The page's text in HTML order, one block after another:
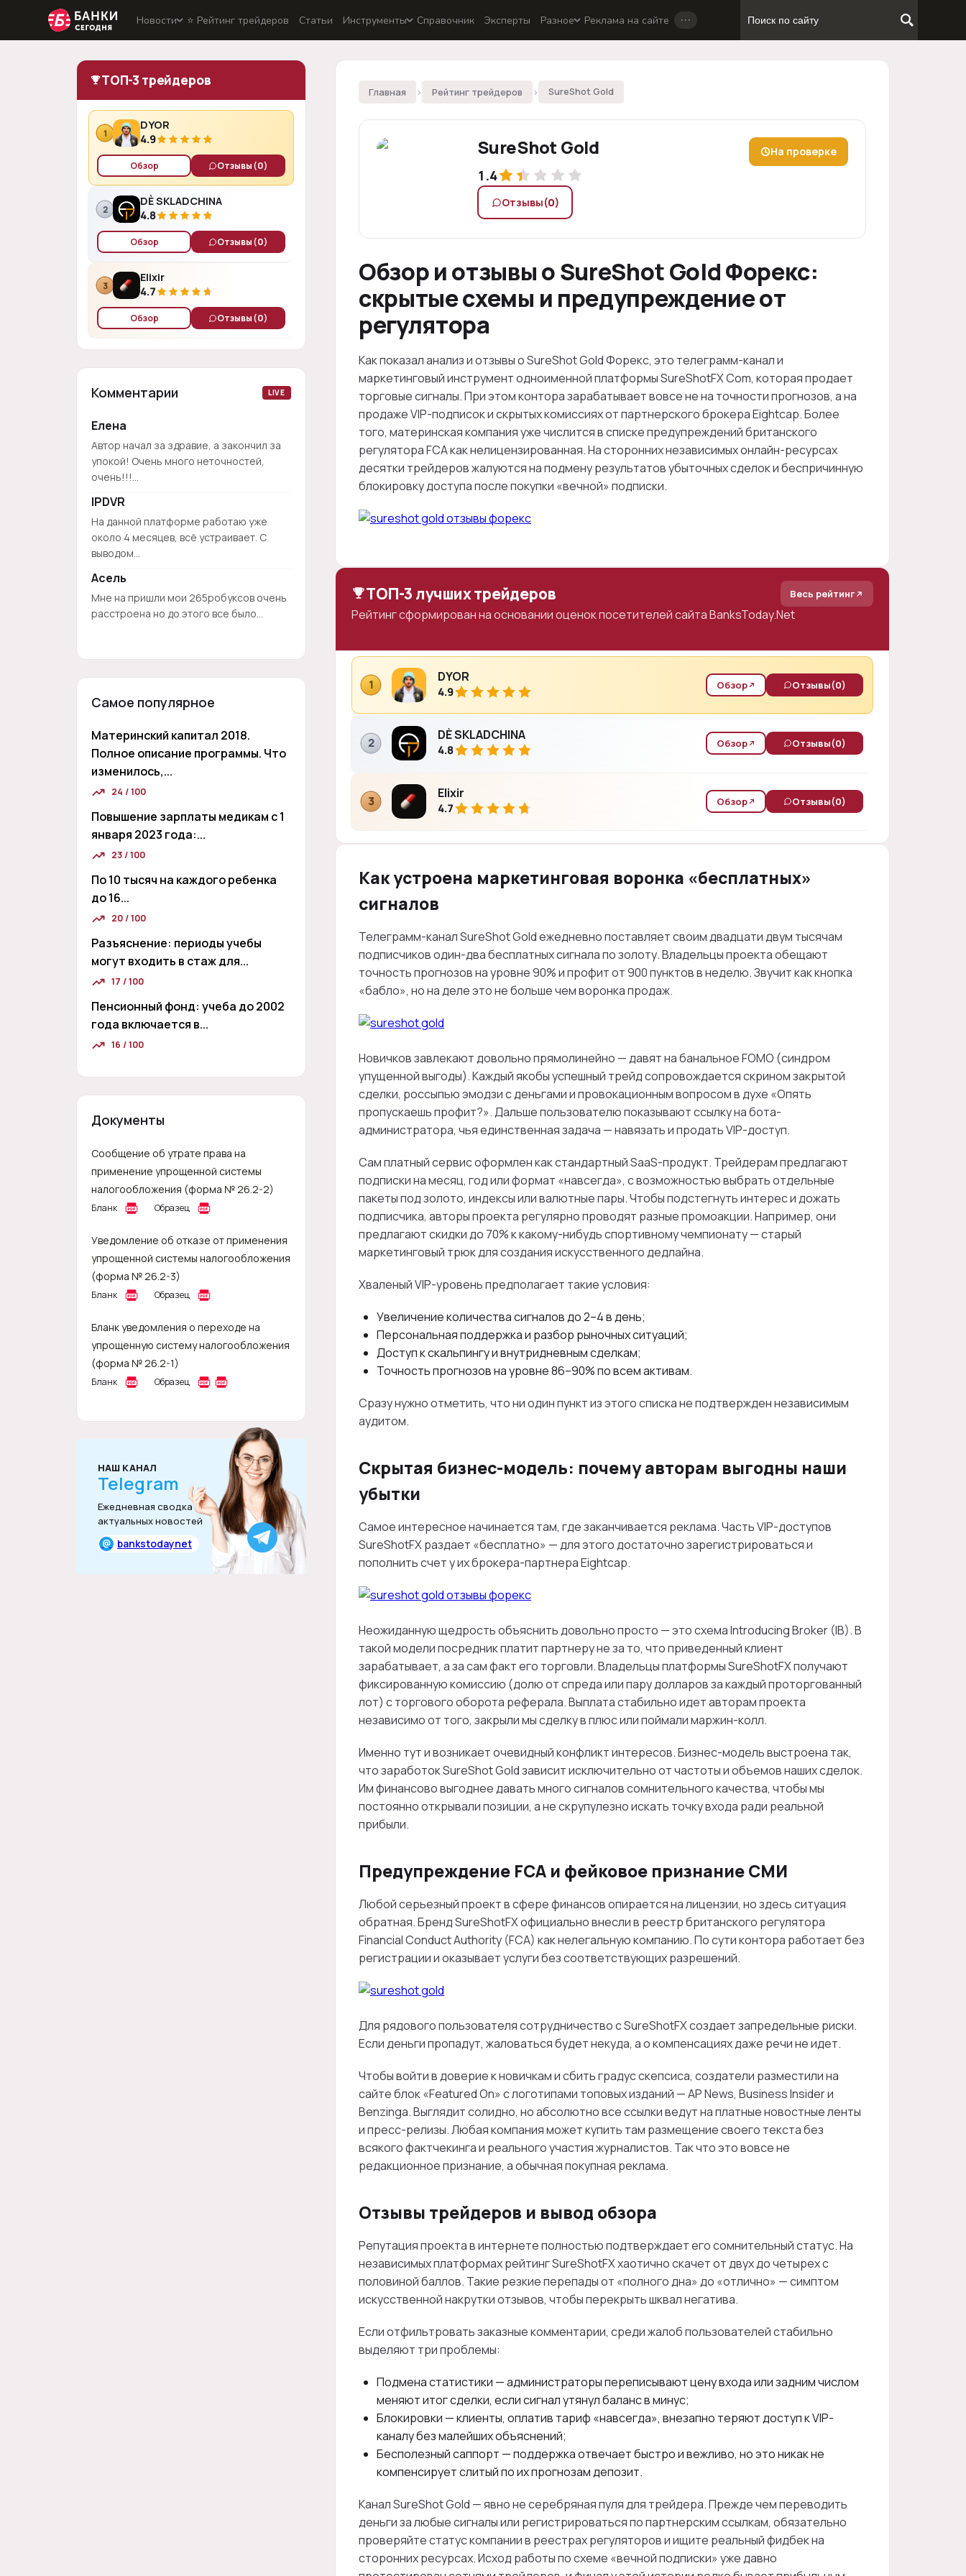
Новости ⭐️ Рейтинг трейдеров Статьи Инструменты Справочник Эксперты Разное Реклама на сайте …
ТОП-3 трейдеров
1
DYOR
4.9
Обзор Отзывы(0)
2
DÈ SKLADCHINA
4.8
Обзор Отзывы(0)
3
Elixir
4.7
Обзор Отзывы(0)
Комментарии LIVE
Елена
Автор начал за здравие, а закончил за
упокой! Очень много неточностей,
очень!!!...
IPDVR
На данной платформе работаю уже
около 4 месяцев, всё устраивает. С
выводом...
Асель
Мне на пришли мои 265робуксов очень
расстроена но до этого все было...
Самое популярное
Материнский капитал 2018.
Полное описание программы. Что
изменилось,...
24 / 100
Повышение зарплаты медикам с 1
января 2023 года:...
23 / 100
По 10 тысяч на каждого ребенка
до 16...
20 / 100
Разъяснение: периоды учебы
могут входить в стаж для...
17 / 100
Пенсионный фонд: учеба до 2002
года включается в...
16 / 100
Документы
Сообщение об утрате права на
применение упрощенной системы
налогообложения (форма № 26.2-2)
Бланк Образец
Уведомление об отказе от применения
упрощенной системы налогообложения
(форма № 26.2-3)
Бланк Образец
Бланк уведомления о переходе на
упрощенную систему налогообложения
(форма № 26.2-1)
Бланк Образец
НАШ КАНАЛ
Telegram
Ежедневная сводка
актуальных новостей
@ bankstodaynet
Главная › Рейтинг трейдеров › SureShot Gold
SureShot Gold
1.4
На проверке
Отзывы(0)
Обзор и отзывы о SureShot Gold Форекс:
скрытые схемы и предупреждение от
регулятора
Как показал анализ и отзывы о SureShot Gold Форекс, это телеграмм-канал и
маркетинговый инструмент одноименной платформы SureShotFX Com, которая продает
торговые сигналы. При этом контора зарабатывает вовсе не на точности прогнозов, а на
продаже VIP-подписок и скрытых комиссиях от партнерского брокера Eightcap. Более
того, материнская компания уже числится в списке предупреждений британского
регулятора FCA как нелицензированная. На сторонних независимых онлайн-ресурсах
десятки трейдеров жалуются на подмену результатов убыточных сделок и беспричинную
блокировку доступа после покупки «вечной» подписки.
ТОП-3 лучших трейдеров Весь рейтинг
Рейтинг сформирован на основании оценок посетителей сайта BanksToday.Net
1
DYOR
4.9 Обзор Отзывы(0)
2
DÈ SKLADCHINA
4.8 Обзор Отзывы(0)
3
Elixir
4.7 Обзор Отзывы(0)
Как устроена маркетинговая воронка «бесплатных»
сигналов
Телеграмм-канал SureShot Gold ежедневно поставляет своим двадцати двум тысячам
подписчиков один-два бесплатных сигнала по золоту. Владельцы проекта обещают
точность прогнозов на уровне 90% и профит от 900 пунктов в неделю. Звучит как кнопка
«бабло», но на деле это не больше чем воронка продаж.
Новичков завлекают довольно прямолинейно — давят на банальное FOMO (синдром
упущенной выгоды). Каждый якобы успешный трейд сопровождается скрином закрытой
сделки, россыпью эмодзи с деньгами и провокационным вопросом в духе «Опять
пропускаешь профит?». Дальше пользователю показывают ссылку на бота-
администратора, чья единственная задача — навязать и продать VIP-доступ.
Сам платный сервис оформлен как стандартный SaaS-продукт. Трейдерам предлагают
подписки на месяц, год или формат «навсегда», с возможностью выбрать отдельные
пакеты под золото, индексы или валютные пары. Чтобы подстегнуть интерес и дожать
подписчика, авторы проекта регулярно проводят разные промоакции. Например, они
предлагают скидки до 70% к какому-нибудь спортивному чемпионату — старый
маркетинговый трюк для создания искусственного дедлайна.
Хваленый VIP-уровень предполагает такие условия:
Увеличение количества сигналов до 2–4 в день;
Персональная поддержка и разбор рыночных ситуаций;
Доступ к скальпингу и внутридневным сделкам;
Точность прогнозов на уровне 86–90% по всем активам.
Сразу нужно отметить, что ни один пункт из этого списка не подтвержден независимым
аудитом.
Скрытая бизнес-модель: почему авторам выгодны наши
убытки
Самое интересное начинается там, где заканчивается реклама. Часть VIP-доступов
SureShotFX раздает «бесплатно» — для этого достаточно зарегистрироваться и
пополнить счет у их брокера-партнера Eightcap.
Неожиданную щедрость объяснить довольно просто — это схема Introducing Broker (IB). В
такой модели посредник платит партнеру не за то, что приведенный клиент
зарабатывает, а за сам факт его торговли. Владельцы платформы SureShotFX получают
фиксированную комиссию (долю от спреда или пару долларов за каждый проторгованный
лот) с торгового оборота реферала. Выплата стабильно идет авторам проекта
независимо от того, закрыли мы сделку в плюс или поймали маржин-колл.
Именно тут и возникает очевидный конфликт интересов. Бизнес-модель выстроена так,
что заработок SureShot Gold зависит исключительно от частоты и объемов наших сделок.
Им финансово выгоднее давать много сигналов сомнительного качества, чтобы мы
постоянно открывали позиции, а не скрупулезно искать точку входа ради реальной
прибыли.
Предупреждение FCA и фейковое признание СМИ
Любой серьезный проект в сфере финансов опирается на лицензии, но здесь ситуация
обратная. Бренд SureShotFX официально внесли в реестр британского регулятора
Financial Conduct Authority (FCA) как нелегальную компанию. По сути контора работает без
регистрации и оказывает услуги без соответствующих разрешений.
Для рядового пользователя сотрудничество с SureShotFX создает запредельные риски.
Если деньги пропадут, жаловаться будет некуда, а о компенсациях даже речи не идет.
Чтобы войти в доверие к новичкам и сбить градус скепсиса, создатели разместили на
сайте блок «Featured On» с логотипами топовых изданий — AP News, Business Insider и
Benzinga. Выглядит солидно, но абсолютно все ссылки ведут на платные новостные ленты
и пресс-релизы. Любая компания может купить там размещение своего текста без
всякого фактчекинга и реального участия журналистов. Так что это вовсе не
редакционное признание, а обычная покупная реклама.
Отзывы трейдеров и вывод обзора
Репутация проекта в интернете полностью подтверждает его сомнительный статус. На
независимых платформах рейтинг SureShotFX хаотично скачет от двух до четырех с
половиной баллов. Такие резкие перепады от «полного дна» до «отлично» — симптом
искусственной накрутки отзывов, чтобы перекрыть шквал негатива.
Если отфильтровать заказные комментарии, среди жалоб пользователей стабильно
выделяют три проблемы:
Подмена статистики — администраторы переписывают цену входа или задним числом
меняют итог сделки, если сигнал утянул баланс в минус;
Блокировки — клиенты, оплатив тариф «навсегда», внезапно теряют доступ к VIP-
каналу без малейших объяснений;
Бесполезный саппорт — поддержка отвечает быстро и вежливо, но это никак не
компенсирует слитый по их прогнозам депозит.
Канал SureShot Gold — явно не серебряная пуля для трейдера. Прежде чем переводить
деньги за любые сигналы или регистрироваться по партнерским ссылкам, обязательно
проверяйте статус компании в реестрах регуляторов и ищите реальный фидбек на
сторонних ресурсах. Исход работы по схеме «вечной подписки» уже давно